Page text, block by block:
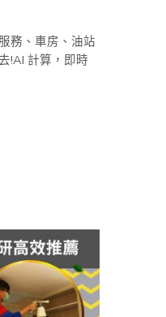
務、車房、油站
!AI 計算，即時